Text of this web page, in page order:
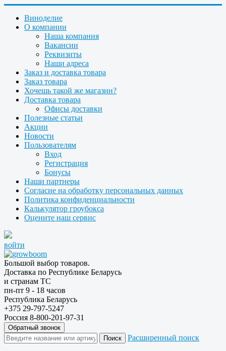
Виноделие
О компании
Наша компания
Вакансии
Реквизиты
Наши адреса
Заказ и доставка товара
Заказ товара
Хочешь такой же магазин?
Доставка товара
Офисы доставки
Полезные статьи
Акции
Новости
Пользователям
Вход
Регистрация
Бонусы
Наши партнеры
Согласие на обработку персональных данных
Политика конфиденциальности
Калькулятор гроубокса
Оцените наш сервис
войти
Большой выбор товаров.
Доставка по Республике Беларусь
и странам ТС
пн-пт 9 - 18 часов
Республика Беларусь
+375 29-797-5247
Россия 8-800-201-97-31
Обратный звонок
Расширенный поиск